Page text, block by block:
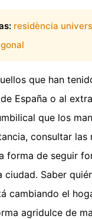
residència
que han
España o al
que los
consultar las
forma de seguir
ciudad. Saber
cambiando el
agridulce de